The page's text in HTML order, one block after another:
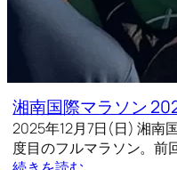
湘南国際マラソン
2025年12月7日(日) 湘南
度目のフルマラソン。前